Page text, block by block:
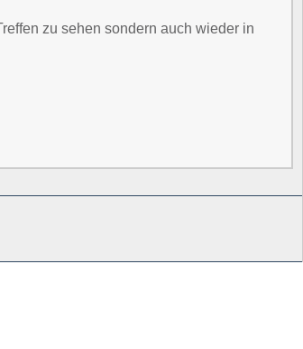
zu sehen sondern auch wieder in